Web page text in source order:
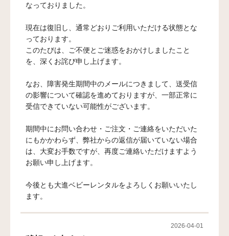
なっておりました。
現在は復旧し、通常どおりご利用いただける状態とな
っております。
このたびは、ご不便とご迷惑をおかけしましたこと
を、深くお詫び申し上げます。
なお、障害発生期間中のメールにつきまして、送受信
の影響について確認を進めておりますが、一部正常に
受信できていない可能性がございます。
期間中にお問い合わせ・ご注文・ご連絡をいただいた
にもかかわらず、弊社からの返信が届いていない場合
は、大変お手数ですが、再度ご連絡いただけますよう
お願い申し上げます。
今後とも大進ベビーレンタルをよろしくお願いいたし
ます。
2026-04-01